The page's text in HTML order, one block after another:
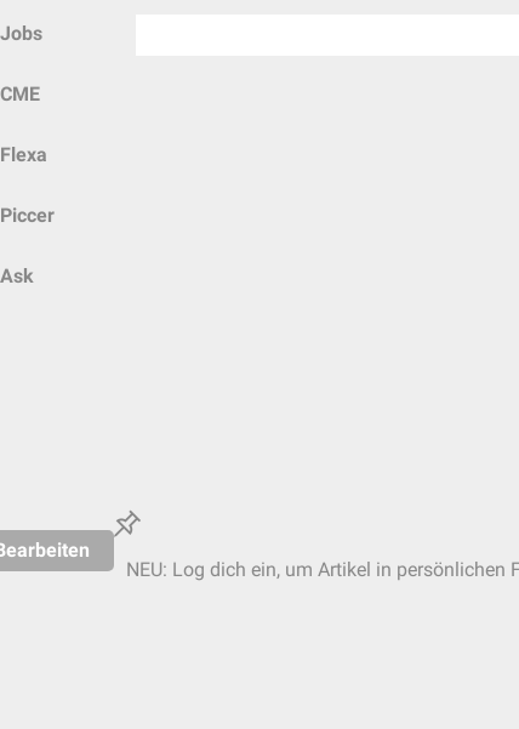
Jobs
CME
Flexa
Piccer
Ask
NEU: Log dich ein, um Artikel in persönlichen